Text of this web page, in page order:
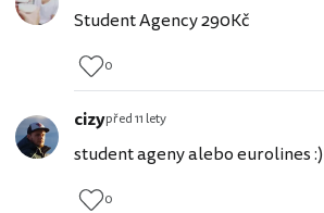
Student Agency 290Kč
0
cizypřed 11 lety
student ageny alebo eurolines :)
0